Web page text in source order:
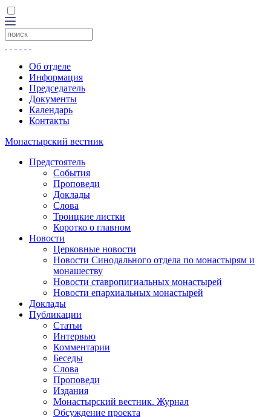
Об отделе
Информация
Председатель
Документы
Календарь
Контакты
Монастырский вестник
Предстоятель
События
Проповеди
Доклады
Слова
Троицкие листки
Коротко о главном
Новости
Церковные новости
Новости Синодального отдела по монастырям и
монашеству
Новости ставропигиальных монастырей
Новости епархиальных монастырей
Доклады
Публикации
Статьи
Интервью
Комментарии
Беседы
Слова
Проповеди
Издания
Монастырский вестник. Журнал
Обсуждение проекта